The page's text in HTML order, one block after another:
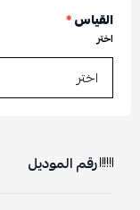
القياس*
اختر
رقم الموديل